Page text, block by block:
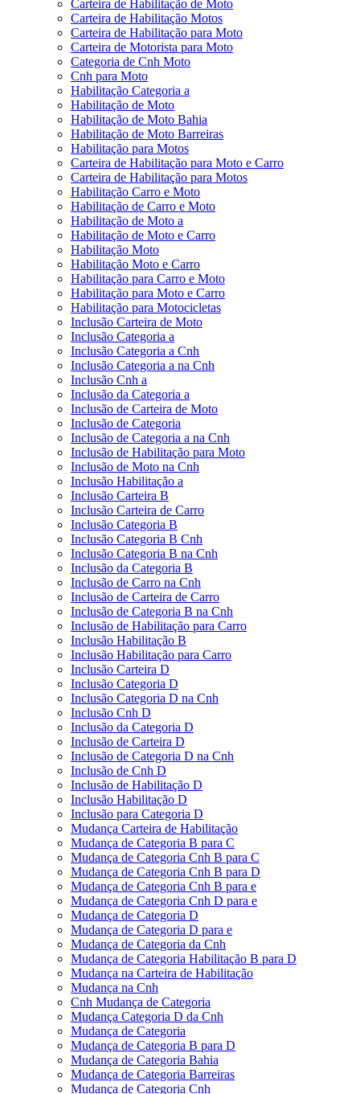
Carteira de Habilitação de Moto
Carteira de Habilitação Motos
Carteira de Habilitação para Moto
Carteira de Motorista para Moto
Categoria de Cnh Moto
Cnh para Moto
Habilitação Categoria a
Habilitação de Moto
Habilitação de Moto Bahia
Habilitação de Moto Barreiras
Habilitação para Motos
Carteira de Habilitação para Moto e Carro
Carteira de Habilitação para Motos
Habilitação Carro e Moto
Habilitação de Carro e Moto
Habilitação de Moto a
Habilitação de Moto e Carro
Habilitação Moto
Habilitação Moto e Carro
Habilitação para Carro e Moto
Habilitação para Moto e Carro
Habilitação para Motocicletas
Inclusão Carteira de Moto
Inclusão Categoria a
Inclusão Categoria a Cnh
Inclusão Categoria a na Cnh
Inclusão Cnh a
Inclusão da Categoria a
Inclusão de Carteira de Moto
Inclusão de Categoria
Inclusão de Categoria a na Cnh
Inclusão de Habilitação para Moto
Inclusão de Moto na Cnh
Inclusão Habilitação a
Inclusão Carteira B
Inclusão Carteira de Carro
Inclusão Categoria B
Inclusão Categoria B Cnh
Inclusão Categoria B na Cnh
Inclusão da Categoria B
Inclusão de Carro na Cnh
Inclusão de Carteira de Carro
Inclusão de Categoria B na Cnh
Inclusão de Habilitação para Carro
Inclusão Habilitação B
Inclusão Habilitação para Carro
Inclusão Carteira D
Inclusão Categoria D
Inclusão Categoria D na Cnh
Inclusão Cnh D
Inclusão da Categoria D
Inclusão de Carteira D
Inclusão de Categoria D na Cnh
Inclusão de Cnh D
Inclusão de Habilitação D
Inclusão Habilitação D
Inclusão para Categoria D
Mudança Carteira de Habilitação
Mudança de Categoria B para C
Mudança de Categoria Cnh B para C
Mudança de Categoria Cnh B para D
Mudança de Categoria Cnh B para e
Mudança de Categoria Cnh D para e
Mudança de Categoria D
Mudança de Categoria D para e
Mudança de Categoria da Cnh
Mudança de Categoria Habilitação B para D
Mudança na Carteira de Habilitação
Mudança na Cnh
Cnh Mudança de Categoria
Mudança Categoria D da Cnh
Mudança de Categoria
Mudança de Categoria B para D
Mudança de Categoria Bahia
Mudança de Categoria Barreiras
Mudança de Categoria Cnh